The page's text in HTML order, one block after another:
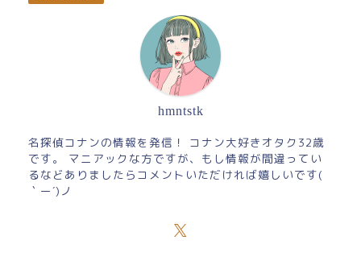
hmntstk
名探偵コナンの情報を発信！ コナン大好きオタク32歳
です。 マニアックな方ですが、もし情報が間違ってい
るなどありましたらコメントいただければ嬉しいです(
｀ー´)ノ